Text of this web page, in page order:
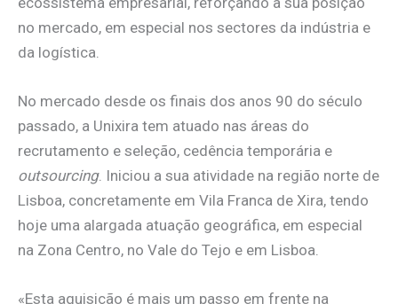
no mercado, em especial nos sectores da indústria e
da logística.
No mercado desde os finais dos anos 90 do século
passado, a Unixira tem atuado nas áreas do
recrutamento e seleção, cedência temporária e
outsourcing. Iniciou a sua atividade na região norte de
Lisboa, concretamente em Vila Franca de Xira, tendo
hoje uma alargada atuação geográfica, em especial
na Zona Centro, no Vale do Tejo e em Lisboa.
«Esta aquisição é mais um passo em frente na